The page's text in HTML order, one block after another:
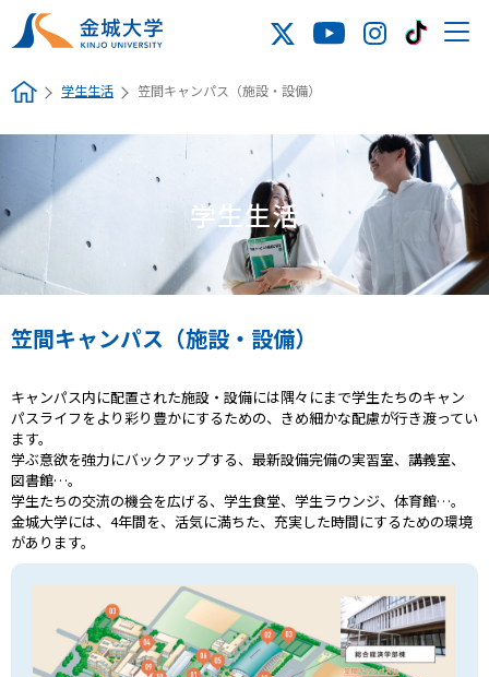
学生生活 笠間キャンパス（施設・設備）
学生生活
笠間キャンパス（施設・設備）
キャンパス内に配置された施設・設備には隅々にまで学生たちのキャン
パスライフをより彩り豊かにするための、きめ細かな配慮が行き渡ってい
ます。
学ぶ意欲を強力にバックアップする、最新設備完備の実習室、講義室、
図書館…。
学生たちの交流の機会を広げる、学生食堂、学生ラウンジ、体育館…。
金城大学には、4年間を、活気に満ちた、充実した時間にするための環境
があります。